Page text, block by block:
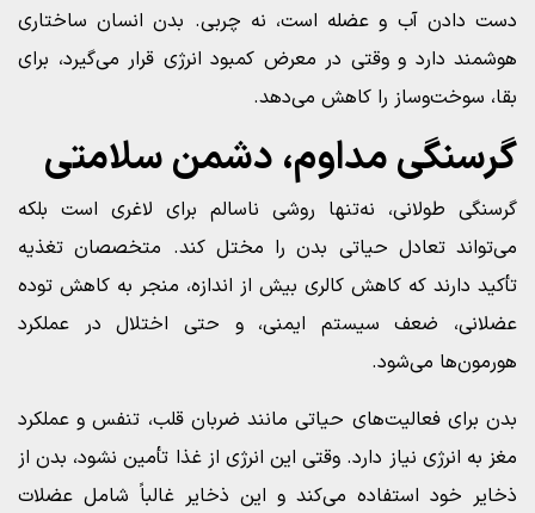
دست دادن آب و عضله است، نه چربی. بدن انسان ساختاری
هوشمند دارد و وقتی در معرض کمبود انرژی قرار می‌گیرد، برای
بقا، سوخت‌وساز را کاهش می‌دهد.
گرسنگی مداوم، دشمن سلامتی
گرسنگی طولانی، نه‌تنها روشی ناسالم برای لاغری است بلکه
می‌تواند تعادل حیاتی بدن را مختل کند. متخصصان تغذیه
تأکید دارند که کاهش کالری بیش از اندازه، منجر به کاهش توده
عضلانی، ضعف سیستم ایمنی، و حتی اختلال در عملکرد
هورمون‌ها می‌شود.
بدن برای فعالیت‌های حیاتی مانند ضربان قلب، تنفس و عملکرد
مغز به انرژی نیاز دارد. وقتی این انرژی از غذا تأمین نشود، بدن از
ذخایر خود استفاده می‌کند و این ذخایر غالباً شامل عضلات